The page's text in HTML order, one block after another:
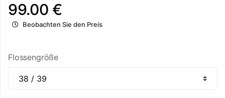
99.00 €
Beobachten Sie den Preis
Flossengröße